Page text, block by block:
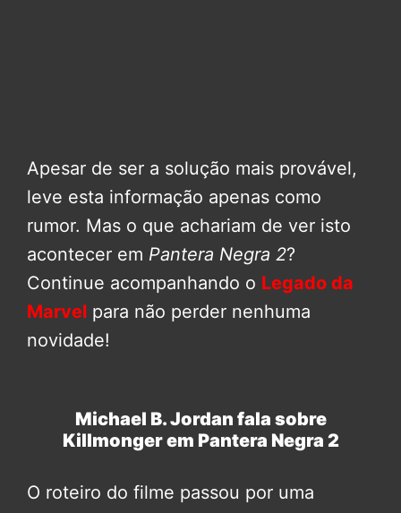
Apesar de ser a solução mais provável,
leve esta informação apenas como
rumor. Mas o que achariam de ver isto
acontecer em Pantera Negra 2?
Continue acompanhando o Legado da
Marvel para não perder nenhuma
novidade!
Michael B. Jordan fala sobre
Killmonger em Pantera Negra 2
O roteiro do filme passou por uma